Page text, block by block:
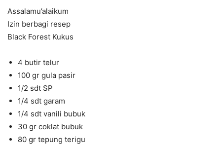
Assalamu’alaikum
Izin berbagi resep
Black Forest Kukus
4 butir telur
100 gr gula pasir
1/2 sdt SP
1/4 sdt garam
1/4 sdt vanili bubuk
30 gr coklat bubuk
80 gr tepung terigu